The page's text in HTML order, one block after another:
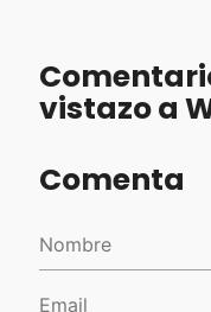
vistazo a
Comenta